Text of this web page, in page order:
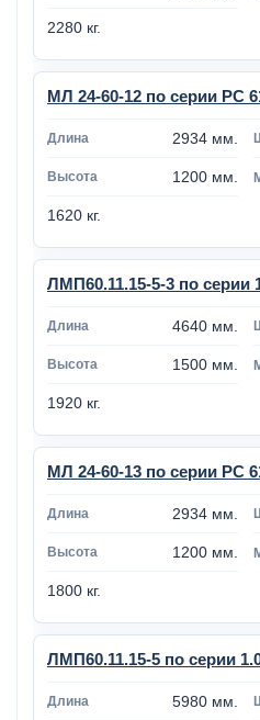
2280 кг.
МЛ 24-60-12 по серии РС
2934 мм.
1200 мм.
1620 кг.
ЛМП60.11.15-5-3 по серии
4640 мм.
1500 мм.
1920 кг.
МЛ 24-60-13 по серии РС
2934 мм.
1200 мм.
1800 кг.
ЛМП60.11.15-5 по серии
5980 мм.